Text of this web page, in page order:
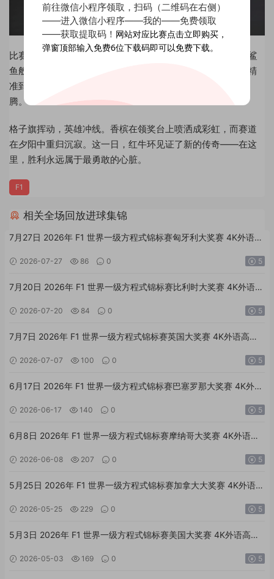
比赛在中段进入了意志的拉锯。DRS区成为狩猎场，后车如鲨
鱼般尾随，在气流中寻找那一线超车的缝隙。终于，在一次精
准到毫厘的晚刹车后，排位更迭，看台上橙色的海洋瞬间沸
腾。
格子旗挥动，英雄冲线。香槟在领奖台上喷洒成彩虹，而赛道
在夕阳中重归沉寂。这一日，红牛环见证了新的传奇——在这
里，胜利永远属于最勇敢的心脏。
F1
相关全场回放进球集锦
7月27日 2026年 F1 世界一级方程式锦标赛匈牙利大奖赛 4K外语高
2026-07-27 86 0 5
7月20日 2026年 F1 世界一级方程式锦标赛比利时大奖赛 4K外语高
2026-07-20 84 0 5
7月7日 2026年 F1 世界一级方程式锦标赛英国大奖赛 4K外语高清
2026-07-07 100 0 5
6月17日 2026年 F1 世界一级方程式锦标赛巴塞罗那大奖赛 4K外语
2026-06-17 140 0 5
6月8日 2026年 F1 世界一级方程式锦标赛摩纳哥大奖赛 4K外语高
2026-06-08 207 0 5
5月25日 2026年 F1 世界一级方程式锦标赛加拿大大奖赛 4K外语高
2026-05-25 229 0 5
5月3日 2026年 F1 世界一级方程式锦标赛美国大奖赛 4K外语高清
2026-05-03 169 0 5
前往微信小程序领取，扫码（二维码在右侧）
——进入微信小程序——我的——免费领取
——获取提取码！ 网站对应比赛点击立即购买，
弹窗顶部输入免费6位下载码即可以免费下载。